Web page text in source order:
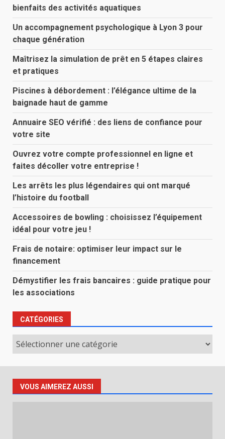
bienfaits des activités aquatiques
Un accompagnement psychologique à Lyon 3 pour
chaque génération
Maîtrisez la simulation de prêt en 5 étapes claires
et pratiques
Piscines à débordement : l’élégance ultime de la
baignade haut de gamme
Annuaire SEO vérifié : des liens de confiance pour
votre site
Ouvrez votre compte professionnel en ligne et
faites décoller votre entreprise !
Les arrêts les plus légendaires qui ont marqué
l’histoire du football
Accessoires de bowling : choisissez l’équipement
idéal pour votre jeu !
Frais de notaire: optimiser leur impact sur le
financement
Démystifier les frais bancaires : guide pratique pour
les associations
CATÉGORIES
Catégories
VOUS AIMEREZ AUSSI